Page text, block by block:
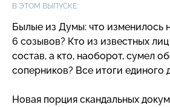
В ЭТОМ ВЫПУСКЕ:
Былые из Думы: что изменилось
6 созывов? Кто из известных
состав, а кто, наоборот, сумел
соперников? Все итоги единого
Новая порция скандальных